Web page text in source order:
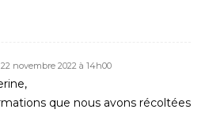
22 novembre 2022 à 14h00
que nous avons récoltées